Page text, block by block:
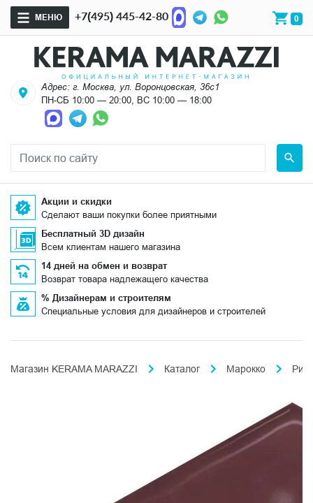
МЕНЮ +7(495) 445-42-80 0
Адрес: г. Москва, ул. Воронцовская, 36с1
ПН-СБ 10:00 — 20:00, ВС 10:00 — 18:00
Акции и скидки
Сделают ваши покупки более приятными
Бесплатный 3D дизайн
Всем клиентам нашего магазина
14 дней на обмен и возврат
Возврат товара надлежащего качества
% Дизайнерам и строителям
Специальные условия для дизайнеров и строителей
Магазин KERAMA MARAZZI Каталог Марокко